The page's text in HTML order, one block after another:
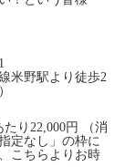
米野駅より徒歩2
り22,000円 （消
定なし」の枠に
こちらよりお時